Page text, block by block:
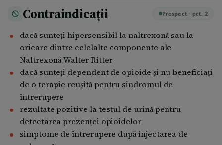
poate fi necesară o administrare mai îndelungată.
Utilizarea la copii şi adolescenţi Naltrexona nu
trebuie să fie administrată la copii şi adolescenţi sub
18 ani.
Utilizarea la persoane în vârstă Nu există date
suficiente cu privire la siguranţa şi eficacitatea
administrării la pacienţii în vârstă.
Dacă utilizaţi mai mult Naltrexonă Walter Ritter decât
trebuie În cazul supradozajului, tratamentul trebuie
să fie simptomatic. Efectele induse de supradozajul
Contraindicații Prospect · pct. 2
dacă sunteţi hipersensibil la naltrexonă sau la
oricare dintre celelalte componente ale
Naltrexonă Walter Ritter
dacă sunteţi dependent de opioide şi nu beneficiaţi
de o terapie reuşită pentru sindromul de
întrerupere
rezultate pozitive la testul de urină pentru
detectarea prezenţei opioidelor
simptome de întrerupere după injectarea de